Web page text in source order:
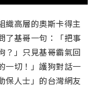
織高層的奧斯卡得主
了基哥一句：「把事
？」只見基哥霸氣回
一切！」護狗對話一
保人士」的台灣網友